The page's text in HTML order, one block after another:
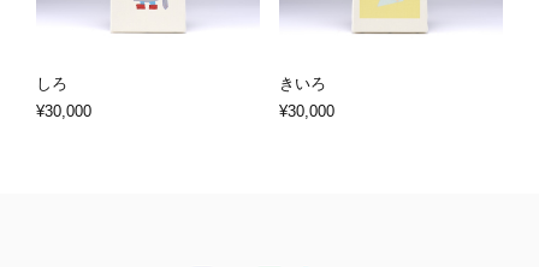
しろ
¥30,000
きいろ
¥30,000